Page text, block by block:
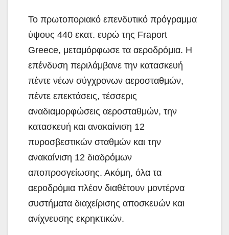
To πρωτοποριακό επενδυτικό πρόγραμμα
ύψους 440 εκατ. ευρώ της Fraport
Greece, μεταμόρφωσε τα αεροδρόμια. Η
επένδυση περιλάμβανε την κατασκευή
πέντε νέων σύγχρονων αεροσταθμών,
πέντε επεκτάσεις, τέσσερις
αναδιαμορφώσεις αεροσταθμών, την
κατασκευή και ανακαίνιση 12
πυροσβεστικών σταθμών και την
ανακαίνιση 12 διαδρόμων
αποπροσγείωσης. Ακόμη, όλα τα
αεροδρόμια πλέον διαθέτουν μοντέρνα
συστήματα διαχείρισης αποσκευών και
ανίχνευσης εκρηκτικών.